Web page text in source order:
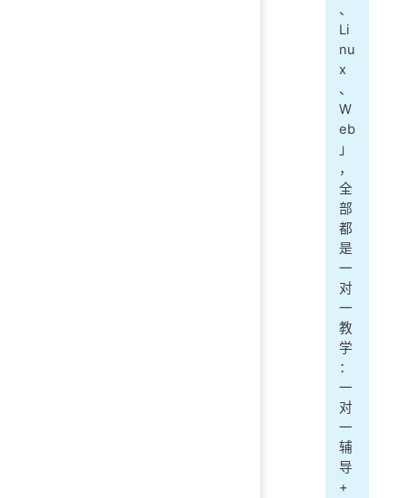
、
Li
nu
x
、
W
eb
」
，
全
部
都
是
一
对
一
教
学
：
一
对
一
辅
导
+